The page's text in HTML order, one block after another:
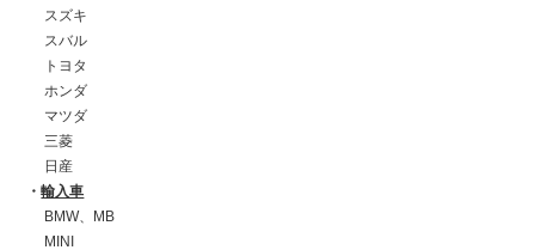
スズキ
スバル
トヨタ
ホンダ
マツダ
三菱
日産
輸入車
BMW、MB
MINI